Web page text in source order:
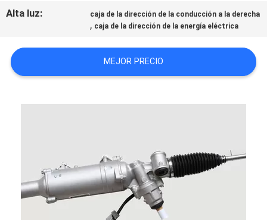
CITA
MAPA
DEL
PRIVACY
POLICY
Alta luz: caja de la dirección de la conducción a la derecha
, caja de la dirección de la energía eléctrica
MEJOR PRECIO